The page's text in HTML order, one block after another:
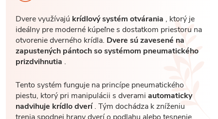
Dvere využívajú krídlový systém otvárania , ktorý je
ideálny pre moderné kúpeľne s dostatkom priestoru na
otvorenie dverného krídla. Dvere sú zavesené na
zapustených pántoch so systémom pneumatického
prizdvihnutia .
Tento systém funguje na princípe pneumatického
piestu, ktorý pri manipulácii s dverami automaticky
nadvihuje krídlo dverí. Tým dochádza k zníženiu